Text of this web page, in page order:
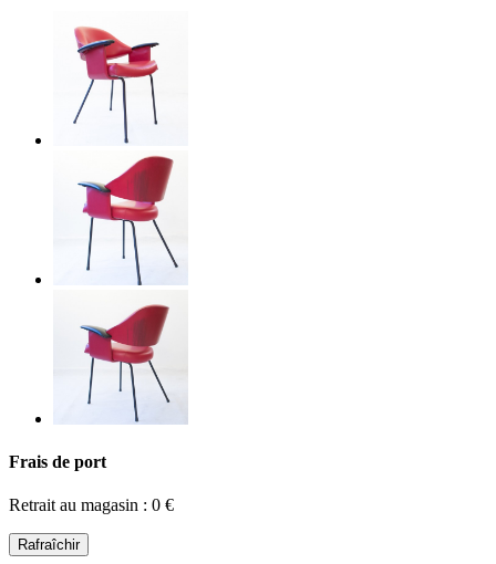
Frais de port
Retrait au magasin : 0 €